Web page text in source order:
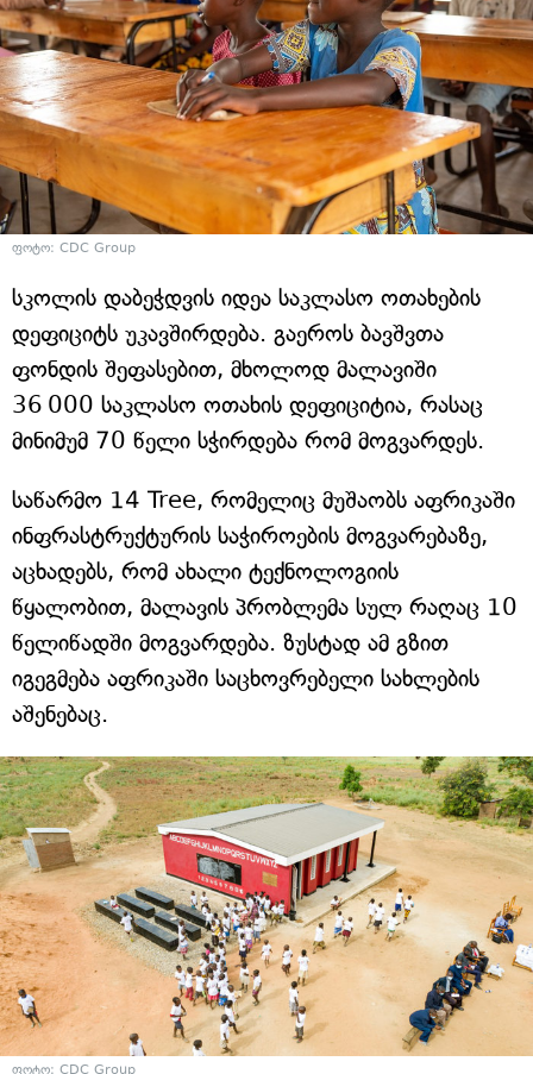
ფოტო: CDC Group
სკოლის დაბეჭდვის იდეა საკლასო ოთახების
დეფიციტს უკავშირდება. გაეროს ბავშვთა
ფონდის შეფასებით, მხოლოდ მალავიში
36 000 საკლასო ოთახის დეფიციტია, რასაც
მინიმუმ 70 წელი სჭირდება რომ მოგვარდეს.
საწარმო 14 Tree, რომელიც მუშაობს აფრიკაში
ინფრასტრუქტურის საჭიროების მოგვარებაზე,
აცხადებს, რომ ახალი ტექნოლოგიის
წყალობით, მალავის პრობლემა სულ რაღაც 10
წელიწადში მოგვარდება. ზუსტად ამ გზით
იგეგმება აფრიკაში საცხოვრებელი სახლების
აშენებაც.
ფოტო: CDC Group